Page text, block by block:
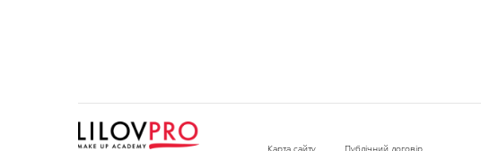
Карта сайту Публічний договір